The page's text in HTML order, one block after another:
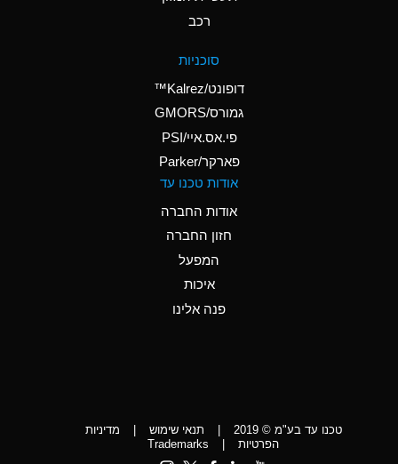
Ammonium Persulfate
Ammonium Phosphate
A
Ammonium Sulfate
*
Amyl Acetate (Banana
Aniline
D
רכב
סוכניות
דופונט/Kalrez™
גמורס/GMORS
פי.אס.איי/PSI
פארקר/Parker
אודות טכנו עד
אודות החברה
חזון החברה
המפעל
איכות
פנה אלינו
טכנו עד בע"מ © 2019 | תנאי שימוש |
מדיניות
הפרטיות
|
Trademarks